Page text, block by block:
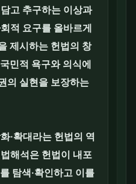
고 추구하는 이상과
적 요구를 올바르게
제시하는 헌법의 창
민적 욕구와 의식에
의 실현을 보장하는
·확대라는 헌법의 역
해석은 헌법이 내포
탐색·확인하고 이를